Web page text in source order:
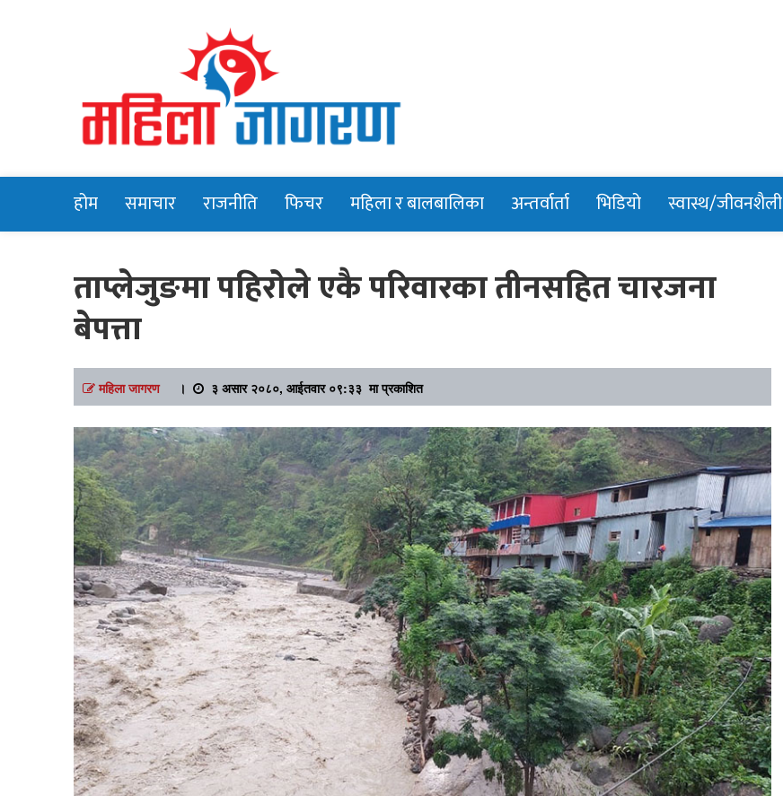
Mahilajagaran
होम समाचार राजनीति फिचर महिला र बालबालिका अन्तर्वार्ता भिडियो स्वास्थ/जीवनशैली
ताप्लेजुङमा पहिरोले एकै परिवारका तीनसहित चारजना
बेपत्ता
महिला जागरण। ३ असार २०८०, आईतवार ०९:३३ मा प्रकाशित